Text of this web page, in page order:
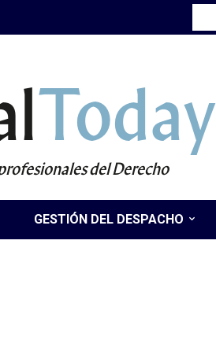
Today
del Derecho
GESTIÓN DEL DESPACHO